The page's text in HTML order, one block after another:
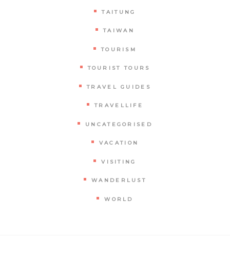
TAITUNG
TAIWAN
TOURISM
TOURIST TOURS
TRAVEL GUIDES
TRAVELLIFE
UNCATEGORISED
VACATION
VISITING
WANDERLUST
WORLD